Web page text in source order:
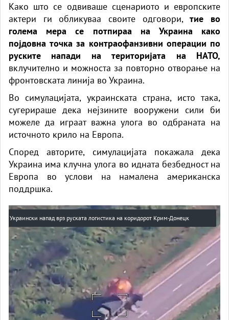
Како што се одвиваше сценариото и европските
актери ги обликуваа своите одговори,тие во
голема мера се потпираа на Украина како
појдовна точка за контраофанзивни операции по
руските напади на територијата на НАТО,
вклучително и можноста за повторно отворање на
фронтовската линија во Украина.
Во симулацијата, украинската страна, исто така,
сугерираше дека нејзините вооружени сили би
можеле да играат важна улога во одбраната на
источното крило на Европа.
Според авторите, симулацијата покажала дека
Украина има клучна улога во идната безбедност на
Европа во услови на намалена американска
поддршка.
Украински напад врз руската логистика на коридорот Крим-Донецк